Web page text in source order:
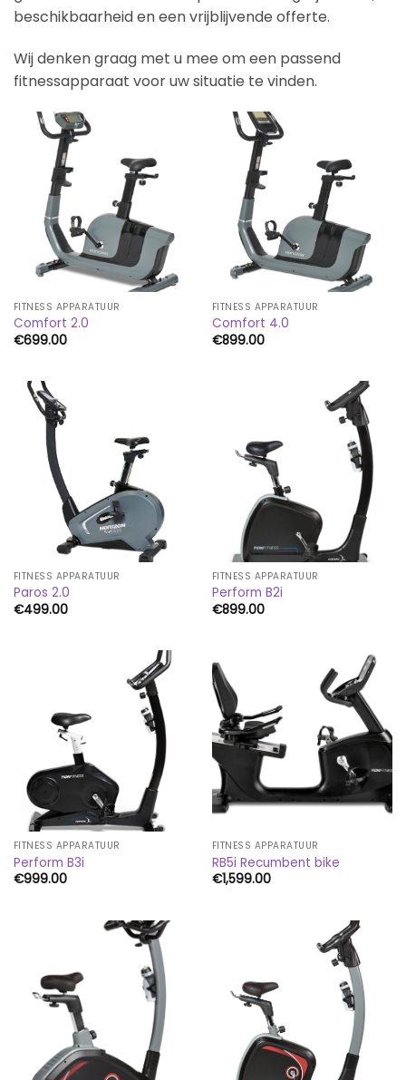
beschikbaarheid en een vrijblijvende offerte.
Wij denken graag met u mee om een passend
fitnessapparaat voor uw situatie te vinden.
FITNESS APPARATUUR
Comfort 2.0
€699.00
FITNESS APPARATUUR
Comfort 4.0
€899.00
FITNESS APPARATUUR
Paros 2.0
€499.00
FITNESS APPARATUUR
Perform B2i
€899.00
FITNESS APPARATUUR
Perform B3i
€999.00
FITNESS APPARATUUR
RB5i Recumbent bike
€1,599.00